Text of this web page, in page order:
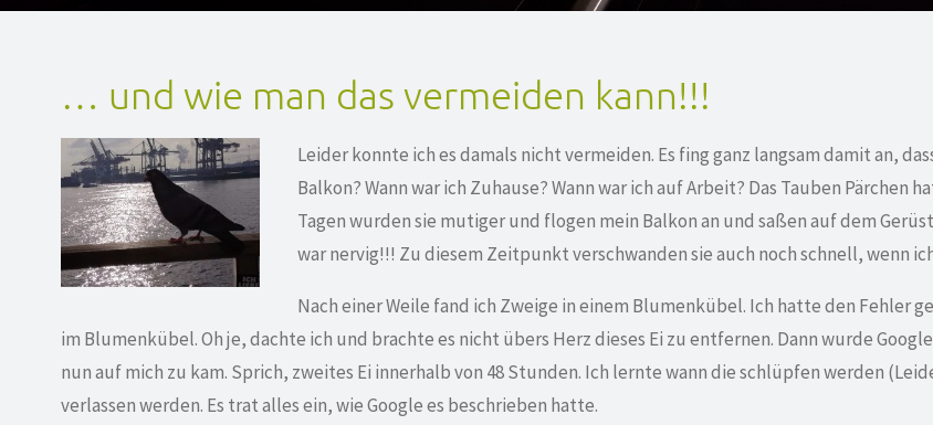
… und wie man das vermeiden kann!!!
Leider konnte ich es damals nicht vermeiden. Es fing ganz langsam damit an,
Balkon? Wann war ich Zuhause? Wann war ich auf Arbeit? Das Tauben
Tagen wurden sie mutiger und flogen mein Balkon an und saßen auf dem
war nervig!!! Zu diesem Zeitpunkt verschwanden sie auch noch schnell, wenn
Nach einer Weile fand ich Zweige in einem Blumenkübel. Ich hatte den Fehler
im Blumenkübel. Oh je, dachte ich und brachte es nicht übers Herz dieses Ei zu entfernen. Dann wurde
nun auf mich zu kam. Sprich, zweites Ei innerhalb von 48 Stunden. Ich lernte wann die schlüpfen werden
verlassen werden. Es trat alles ein, wie Google es beschrieben hatte.